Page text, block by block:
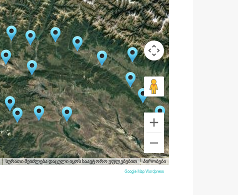
სურათი შეიძლება დაცული იყოს საავტორო უფლებებით პირობები
Google Map Wordpress